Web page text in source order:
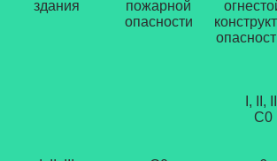
здания
пожарной
опасности
I, II, III
С0